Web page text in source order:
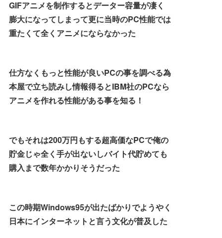
GIFアニメを制作するとデーター容量が凄く
膨大になってしまって更に当時のPC性能では
重たくて全くアニメにならなかった
仕方なくもっと性能が良いPCの事を調べる為
本屋で立ち読みし情報得るとIBM社のPCなら
アニメを作れる性能がある事を知る！
でもそれは200万円もする超高価なPCで俺の
貯金じゃ全く手が出ないしバイト代貯めても
購入まで数年かかりそうだった
この時期Windows95が出たばかりでようやく
日本にインターネットと言う文化が普及した